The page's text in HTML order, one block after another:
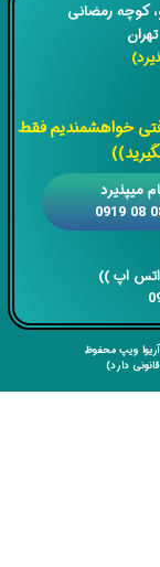
کوچه رمضانی
خواهشمندیم فقط
اپ ))
ویپ محفوظ
دارد)